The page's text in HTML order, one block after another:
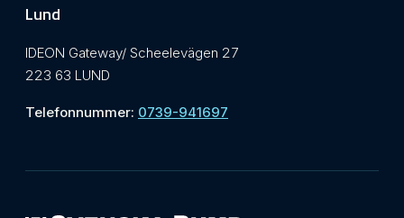
Lund
IDEON Gateway/ Scheelevägen 27
223 63 LUND
Telefonnummer: 0739-941697